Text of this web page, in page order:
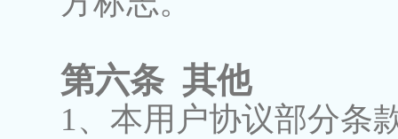
第六条 其他
1、本用户协议部分条